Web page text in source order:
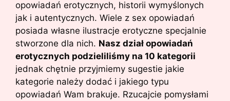
opowiadań erotycznych, historii wymyślonych
jak i autentycznych. Wiele z sex opowiadań
posiada własne ilustracje erotyczne specjalnie
stworzone dla nich. Nasz dział opowiadań
erotycznych podzieliliśmy na 10 kategorii
jednak chętnie przyjmiemy sugestie jakie
kategorie należy dodać i jakiego typu
opowiadań Wam brakuje. Rzucajcie pomysłami